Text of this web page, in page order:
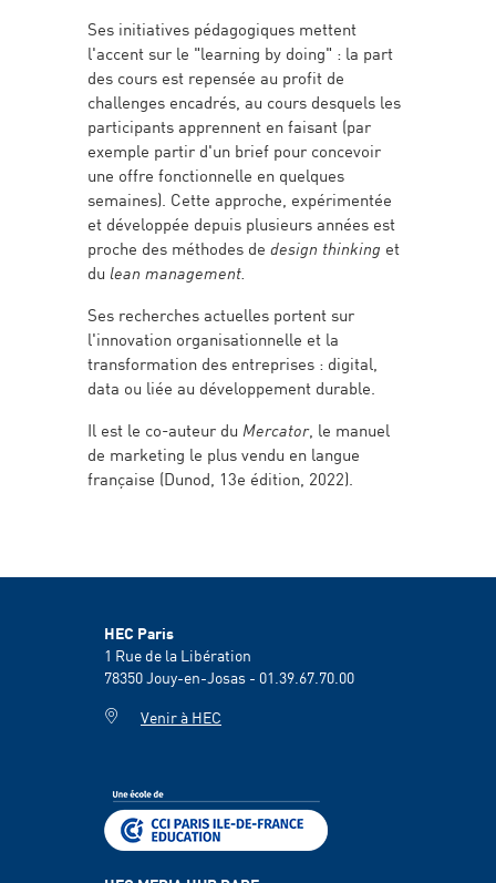
Ses initiatives pédagogiques mettent
l'accent sur le "learning by doing" : la part
des cours est repensée au profit de
challenges encadrés, au cours desquels les
participants apprennent en faisant (par
exemple partir d'un brief pour concevoir
une offre fonctionnelle en quelques
semaines). Cette approche, expérimentée
et développée depuis plusieurs années est
proche des méthodes de design thinking et
du lean management.
Ses recherches actuelles portent sur
l'innovation organisationnelle et la
transformation des entreprises : digital,
data ou liée au développement durable.
Il est le co-auteur du Mercator, le manuel
de marketing le plus vendu en langue
française (Dunod, 13e édition, 2022).
HEC Paris
1 Rue de la Libération
78350Jouy-en-Josas - 01.39.67.70.00
Venir à HEC